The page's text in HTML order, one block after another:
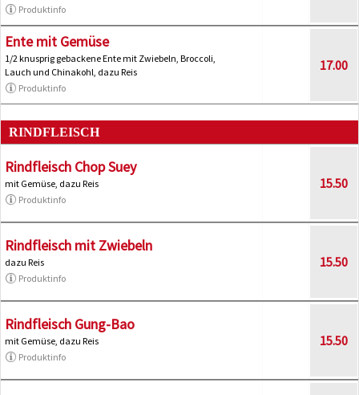
Produktinfo
Ente mit Gemüse
1/2 knusprig gebackene Ente mit Zwiebeln, Broccoli,
Lauch und Chinakohl, dazu Reis
Produktinfo
17.00
RINDFLEISCH
Rindfleisch Chop Suey
mit Gemüse, dazu Reis
Produktinfo
15.50
Rindfleisch mit Zwiebeln
dazu Reis
Produktinfo
15.50
Rindfleisch Gung-Bao
mit Gemüse, dazu Reis
Produktinfo
15.50